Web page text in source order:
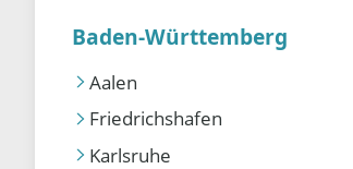
Baden-Württemberg
Aalen
Friedrichshafen
Karlsruhe